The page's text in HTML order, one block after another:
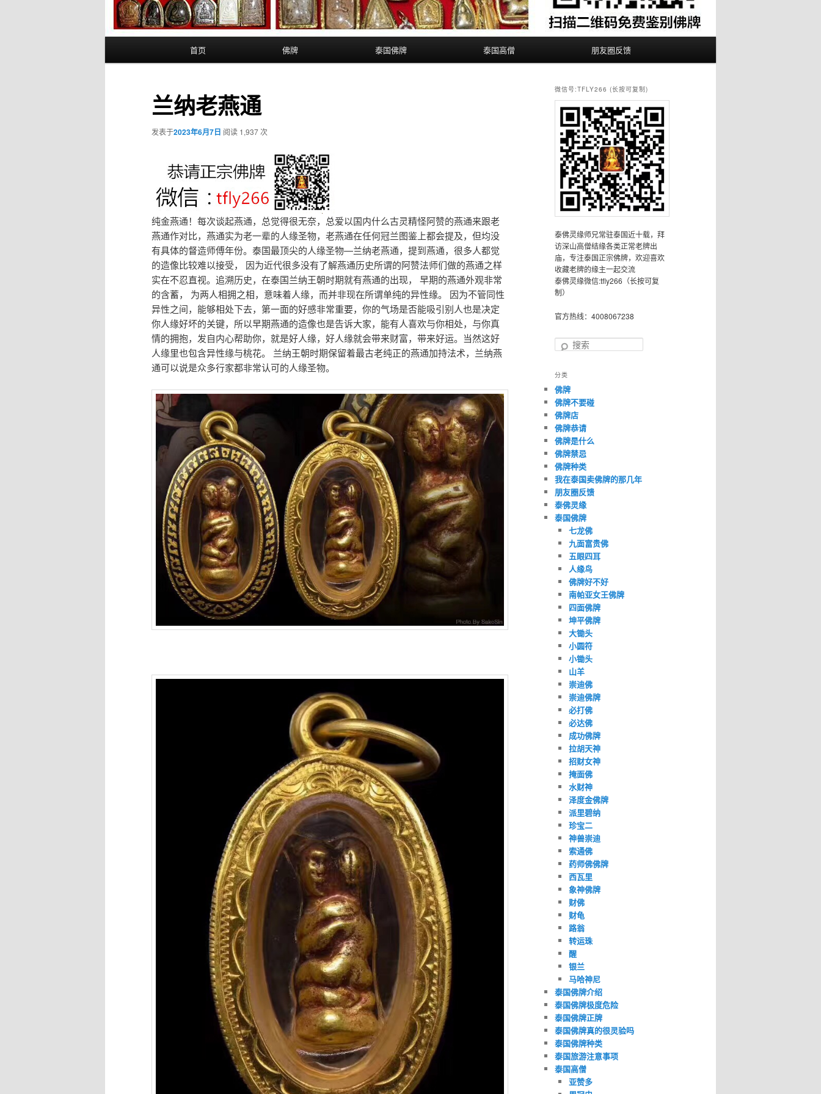
首页 佛牌 泰国佛牌 泰国高僧 朋友圈反馈
兰纳老燕通
发表于2023年6月7日 阅读 1,937 次
纯金燕通！每次谈起燕通，总觉得很无奈，总爱以国内什么古灵精怪阿赞的燕通来跟老
燕通作对比，燕通实为老一辈的人缘圣物，老燕通在任何冠兰图鉴上都会提及，但均没
有具体的督造师傅年份。泰国最顶尖的人缘圣物—兰纳老燕通，提到燕通，很多人都觉
的造像比较难以接受， 因为近代很多没有了解燕通历史所谓的阿赞法师们做的燕通之样
实在不忍直视。追溯历史，在泰国兰纳王朝时期就有燕通的出现， 早期的燕通外观非常
的含蓄， 为两人相拥之相，意味着人缘，而并非现在所谓单纯的异性缘。 因为不管同性
异性之间，能够相处下去，第一面的好感非常重要，你的气场是否能吸引别人也是决定
你人缘好坏的关键，所以早期燕通的造像也是告诉大家，能有人喜欢与你相处，与你真
情的拥抱，发自内心帮助你，就是好人缘，好人缘就会带来财富，带来好运。当然这好
人缘里也包含异性缘与桃花。 兰纳王朝时期保留着最古老纯正的燕通加持法术，兰纳燕
通可以说是众多行家都非常认可的人缘圣物。
微信号:TFLY266 (长按可复制)
泰佛灵缘师兄常驻泰国近十载，拜
访深山高僧结缘各类正常老牌出
庙，专注泰国正宗佛牌，欢迎喜欢
收藏老牌的缘主一起交流
泰佛灵缘微信:tfly266（长按可复
制）
官方热线：4008067238
搜
分类
佛牌
佛牌不要碰
佛牌店
佛牌恭请
佛牌是什么
佛牌禁忌
佛牌种类
我在泰国卖佛牌的那几年
朋友圈反馈
泰佛灵缘
泰国佛牌
七龙佛
九面富贵佛
五眼四耳
人缘鸟
佛牌好不好
南帕亚女王佛牌
四面佛牌
坤平佛牌
大锄头
小圆符
小锄头
山羊
崇迪佛
崇迪佛牌
必打佛
必达佛
成功佛牌
拉胡天神
招财女神
掩面佛
水财神
泽度金佛牌
派里碧纳
珍宝二
神兽崇迪
索通佛
药师佛佛牌
西瓦里
象神佛牌
财佛
财龟
路翁
转运珠
醒
银兰
马哈神尼
泰国佛牌介绍
泰国佛牌极度危险
泰国佛牌正牌
泰国佛牌真的很灵验吗
泰国佛牌种类
泰国旅游注意事项
泰国高僧
亚赞多